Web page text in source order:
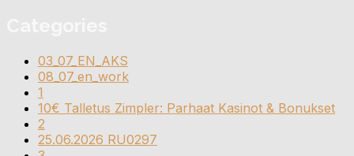
03_07_EN_AKS
08_07_en_work
1
10€ Talletus Zimpler: Parhaat Kasinot & Bonukset
2
25.06.2026 RU0297